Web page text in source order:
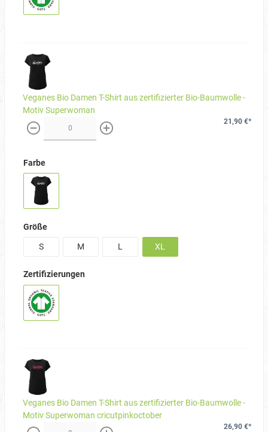
Veganes Bio Damen T-Shirt aus zertifizierter Bio-Baumwolle -
Motiv Superwoman
weniger mehr
21,90 €*
Farbe
Größe
S
M L XL
Zertifizierungen
Veganes Bio Damen T-Shirt aus zertifizierter Bio-Baumwolle -
Motiv Superwoman cricutpinkoctober
26,90 €*